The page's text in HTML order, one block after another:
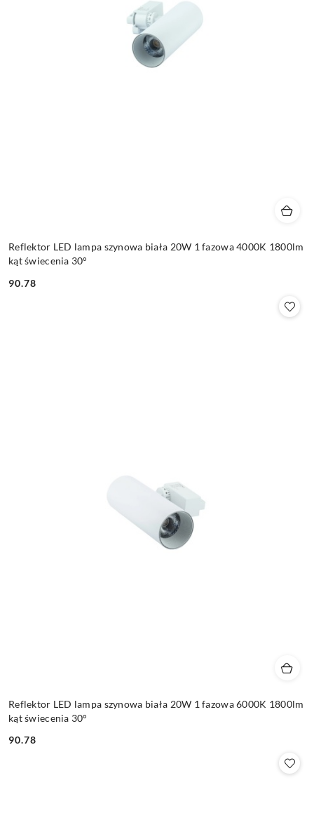
Reflektor LED lampa szynowa biała 20W 1 fazowa 4000K 1800lm
kąt świecenia 30°
Cena:
90.78
Reflektor LED lampa szynowa biała 20W 1 fazowa 6000K 1800lm
kąt świecenia 30°
Cena:
90.78